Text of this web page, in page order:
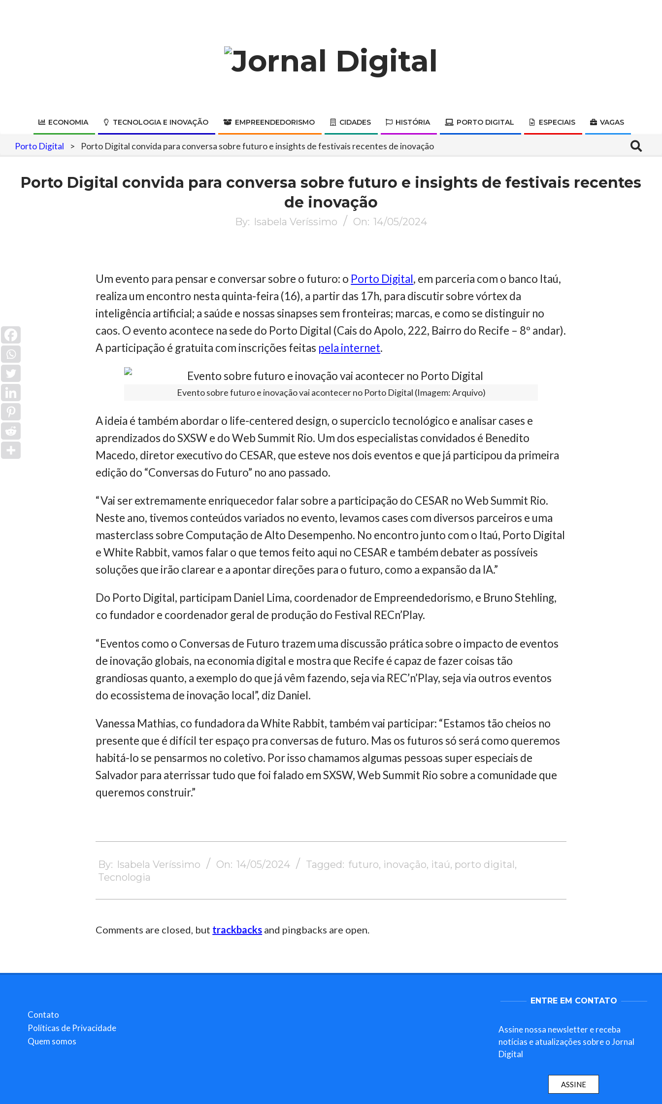
Digital
Primary
Navigation
ECONOMIA TECNOLOGIA E INOVAÇÃO EMPREENDEDORISMO CIDADES HISTÓRIA PORTO DIGITAL ESPECIAIS VAGAS
Porto Digital > Porto Digital convida para conversa sobre futuro e insights de festivais recentes de inovação Search
Porto Digital convida para conversa sobre futuro e insights de festivais recentes
de inovação
By: Isabela Veríssimo On: 14/05/2024
Um evento para pensar e conversar sobre o futuro: o Porto Digital, em parceria com o banco Itaú,
realiza um encontro nesta quinta-feira (16), a partir das 17h, para discutir sobre vórtex da
inteligência artificial; a saúde e nossas sinapses sem fronteiras; marcas, e como se distinguir no
caos. O evento acontece na sede do Porto Digital (Cais do Apolo, 222, Bairro do Recife – 8º andar).
A participação é gratuita com inscrições feitas pela internet.
Evento sobre futuro e inovação vai acontecer no Porto Digital (Imagem: Arquivo)
A ideia é também abordar o life-centered design, o superciclo tecnológico e analisar cases e
aprendizados do SXSW e do Web Summit Rio. Um dos especialistas convidados é Benedito
Macedo, diretor executivo do CESAR, que esteve nos dois eventos e que já participou da primeira
edição do “Conversas do Futuro” no ano passado.
“Vai ser extremamente enriquecedor falar sobre a participação do CESAR no Web Summit Rio.
Neste ano, tivemos conteúdos variados no evento, levamos cases com diversos parceiros e uma
masterclass sobre Computação de Alto Desempenho. No encontro junto com o Itaú, Porto Digital
e White Rabbit, vamos falar o que temos feito aqui no CESAR e também debater as possíveis
soluções que irão clarear e a apontar direções para o futuro, como a expansão da IA.”
Do Porto Digital, participam Daniel Lima, coordenador de Empreendedorismo, e Bruno Stehling,
co fundador e coordenador geral de produção do Festival RECn’Play.
“Eventos como o Conversas de Futuro trazem uma discussão prática sobre o impacto de eventos
de inovação globais, na economia digital e mostra que Recife é capaz de fazer coisas tão
grandiosas quanto, a exemplo do que já vêm fazendo, seja via REC’n’Play, seja via outros eventos
do ecossistema de inovação local”, diz Daniel.
Vanessa Mathias, co fundadora da White Rabbit, também vai participar: “Estamos tão cheios no
presente que é difícil ter espaço pra conversas de futuro. Mas os futuros só será como queremos
habitá-lo se pensarmos no coletivo. Por isso chamamos algumas pessoas super especiais de
Salvador para aterrissar tudo que foi falado em SXSW, Web Summit Rio sobre a comunidade que
queremos construir.”
05-
14
By: Isabela Veríssimo On: 14/05/2024 Tagged: futuro, inovação, itaú, porto digital,
Tecnologia
Comments are closed, but trackbacks and pingbacks are open.
Contato
Políticas de Privacidade
Quem somos
ENTRE EM CONTATO
Assine nossa newsletter e receba
notícias e atualizações sobre o Jornal
Digital
ASSINE